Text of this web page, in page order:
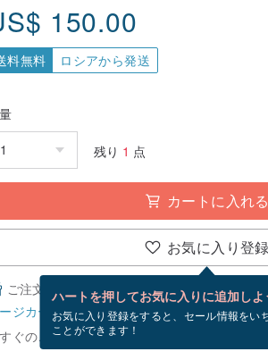
150.00
料無料 ロシアから発送
残り 1 点
カートに入れる
お気に入り登録
ハートを押してお気に入りに追加しよ
お気に入り登録をすると、セール情報をい
ことができます！
ご注文完了後、無料でWebメッセージカード
ジカードとは？
ぐのご注文で8/27~9/10にお届け予定です。